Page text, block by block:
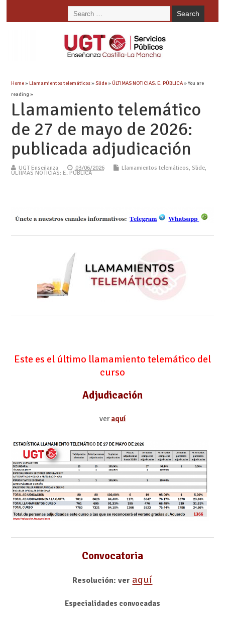
Home»Llamamientos telemáticos»Slide»ÚLTIMAS NOTICIAS: E. PÚBLICA» You are
reading »
Llamamiento telemático
de 27 de mayo de 2026:
publicada adjudicación
UGT Enseñanza 03/06/2026 Llamamientos telemáticos, Slide,
ÚLTIMAS NOTICIAS: E. PÚBLICA
Este es el último llamamiento telemático del
curso
Adjudicación
ver aquí
Convocatoria
Resolución: ver aquí
Especialidades convocadas